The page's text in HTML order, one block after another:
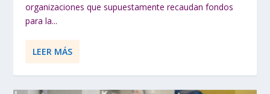
organizaciones que supuestamente recaudan fondos
para la...
LEER MÁS